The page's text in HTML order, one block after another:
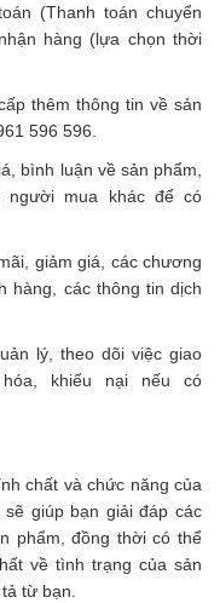
(Thanh toán chuyển
hàng (lựa chọn thời
thêm thông tin về sản
596 596.
bình luận về sản phẩm,
người mua khác để có
giảm giá, các chương
hàng, các thông tin dịch
lý, theo dõi việc giao
khiếu nại nếu có
chất và chức năng của
sẽ giúp bạn giải đáp các
phẩm, đồng thời có thể
về tình trạng của sản
từ bạn.